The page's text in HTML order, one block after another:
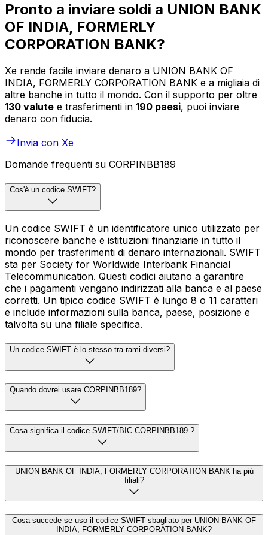
Pronto a inviare soldi a UNION BANK
OF INDIA, FORMERLY
CORPORATION BANK?
Xe rende facile inviare denaro a UNION BANK OF
INDIA, FORMERLY CORPORATION BANK e a migliaia di
altre banche in tutto il mondo. Con il supporto per oltre
130 valute e trasferimenti in 190 paesi, puoi inviare
denaro con fiducia.
Invia con Xe
Domande frequenti su CORPINBB189
Cos'è un codice SWIFT?
Un codice SWIFT è un identificatore unico utilizzato per
riconoscere banche e istituzioni finanziarie in tutto il
mondo per trasferimenti di denaro internazionali. SWIFT
sta per Society for Worldwide Interbank Financial
Telecommunication. Questi codici aiutano a garantire
che i pagamenti vengano indirizzati alla banca e al paese
corretti. Un tipico codice SWIFT è lungo 8 o 11 caratteri
e include informazioni sulla banca, paese, posizione e
talvolta su una filiale specifica.
Un codice SWIFT è lo stesso tra rami diversi?
Quando dovrei usare CORPINBB189?
Cosa significa il codice SWIFT/BIC CORPINBB189 ?
UNION BANK OF INDIA, FORMERLY CORPORATION BANK ha più
filiali?
Cosa succede se uso il codice SWIFT sbagliato per UNION BANK OF
INDIA, FORMERLY CORPORATION BANK?